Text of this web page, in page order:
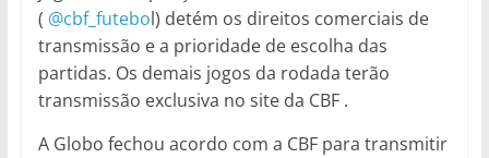
( @cbf_futebol) detém os direitos comerciais de
transmissão e a prioridade de escolha das
partidas. Os demais jogos da rodada terão
transmissão exclusiva no site da CBF .
A Globo fechou acordo com a CBF para transmitir